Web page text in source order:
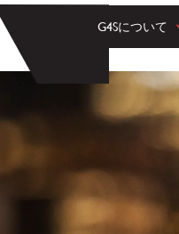
G4Sについて